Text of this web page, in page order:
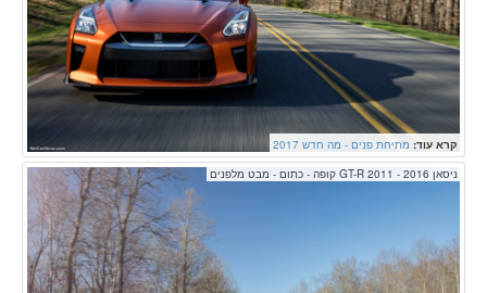
קרא עוד: מתיחת פנים - מה חדש 2017
ניסאן GT-R 2011 - 2016 קופה - כתום - מבט מלפנים